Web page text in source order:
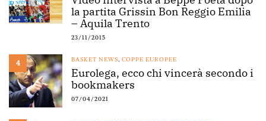
la partita Grissin Bon Reggio Emilia
– Aquila Trento
23/11/2015
4 BASKET NEWS, COPPE EUROPEE
Eurolega, ecco chi vincerà secondo i
bookmakers
07/04/2021